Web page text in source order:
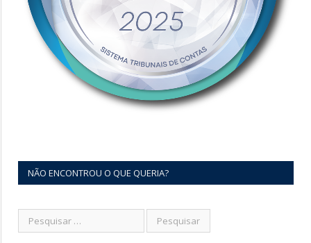
NÃO ENCONTROU O QUE QUERIA?